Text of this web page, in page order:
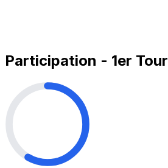
Participation - 1er Tour